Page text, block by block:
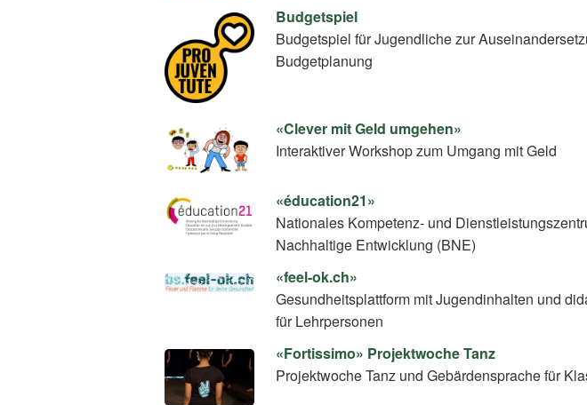
Budgetspiel
Budgetspiel für Jugendliche zur
Budgetplanung
«Clever mit Geld umgehen»
Interaktiver Workshop zum Umgang mit Geld
«éducation21»
Nationales Kompetenz- und
Nachhaltige Entwicklung (BNE)
«feel-ok.ch»
Gesundheitsplattform mit Jugendinhalten und
für Lehrpersonen
«Fortissimo» Projektwoche Tanz
Projektwoche Tanz und Gebärdensprache für